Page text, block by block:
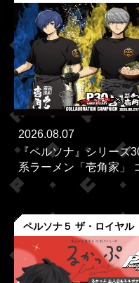
2026.08.07
『ペルソナ』シリーズ
系ラーメン「壱角家」
ペルソナ５ ザ・ロイヤル